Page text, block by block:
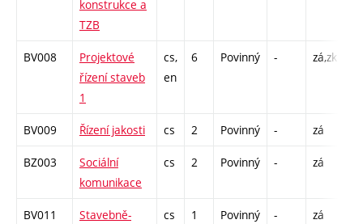
konstrukce a
TZB
BV008
Projektové
řízení staveb
1
cs,
en
6 Povinný - zá,zk
BV009 Řízení jakosti cs 2 Povinný - zá
BZ003
Sociální
komunikace
cs 2 Povinný - zá
BV011
Stavebně-
cs 1 Povinný - zá